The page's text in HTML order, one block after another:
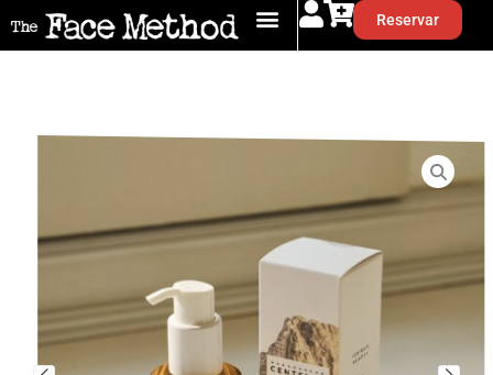
Reservar